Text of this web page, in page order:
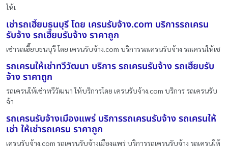
ให้เ
เช่ารถเฮี๊ยบธนบุรี โดย เครนรับจ้าง.com บริการรถเครน
รับจ้าง รถเฮี๊ยบรับจ้าง ราคาถูก
เช่ารถเฮี๊ยบธนบุรี โดย เครนรับจ้าง.com บริการรถเครนรับจ้าง รถเครนให้เช
รถเครนให้เช่าทวีวัฒนา บริการ รถเครนรับจ้าง รถเฮี๊ยบรับ
จ้าง ราคาถูก
รถเครนให้เช่าทวีวัฒนา ให้บริการโดย เครนรับจ้าง.com บริการ รถเครนรับ
จ้า
รถเครนรับจ้างเมืองแพร่ บริการรถเครนรับจ้าง รถเครนให้
เช่า ให้เช่ารถเครน ราคาถูก
เครนรับจ้าง.com รถเครนรับจ้างเมืองแพร่ บริการรถเครนรับจ้าง รถเครนให้